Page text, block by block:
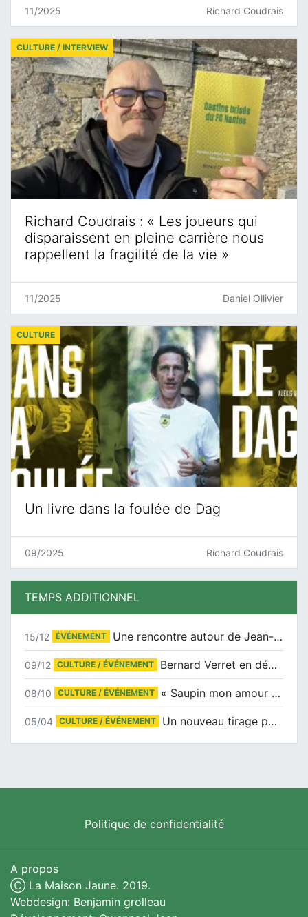
11/2025 Richard Coudrais
Richard Coudrais : « Les joueurs qui
disparaissent en pleine carrière nous
rappellent la fragilité de la vie »
CULTURE / INTERVIEW
11/2025 Daniel Ollivier
Un livre dans la foulée de Dag
CULTURE
09/2025 Richard Coudrais
TEMPS ADDITIONNEL
15/12 ÉVÉNEMENT Une rencontre autour de Jean-Claude Suaudeau
09/12 CULTURE / ÉVÉNEMENT Bernard Verret en dédicaces le samedi 13 décembre à l’Espace Culturel Atlantis
08/10 CULTURE / ÉVÉNEMENT « Saupin mon amour » au salon du livre de Trentemoult
05/04 CULTURE / ÉVÉNEMENT Un nouveau tirage pour le Docu-BD
Politique de confidentialité
A propos
Ⓒ La Maison Jaune. 2019.
Webdesign: Benjamin grolleau